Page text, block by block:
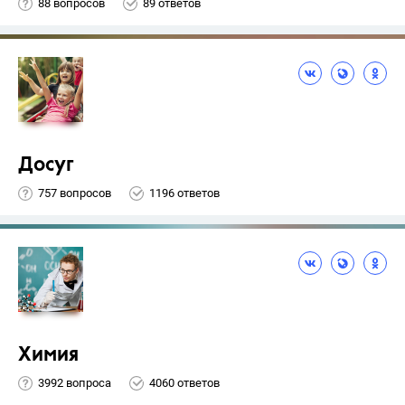
88 вопросов 89 ответов
Досуг
757 вопросов 1196 ответов
Химия
3992 вопроса 4060 ответов